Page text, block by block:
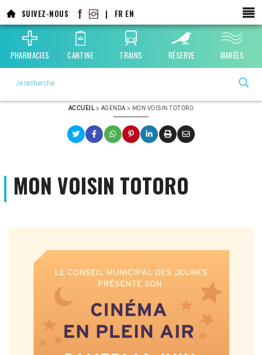
au
contenu
principal
SUIVEZ-NOUS | FR EN
PHARMACIES CANTINE TRAINS RÉSERVE MARÉES
ACCUEIL> AGENDA > MON VOISIN TOTORO
MON VOISIN TOTORO